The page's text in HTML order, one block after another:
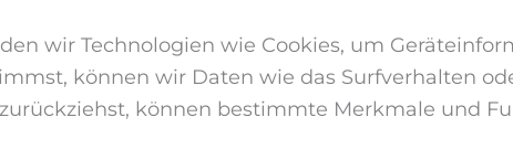
wir Technologien wie Cookies, um
können wir Daten wie das Surfverhalten
können bestimmte Merkmale und